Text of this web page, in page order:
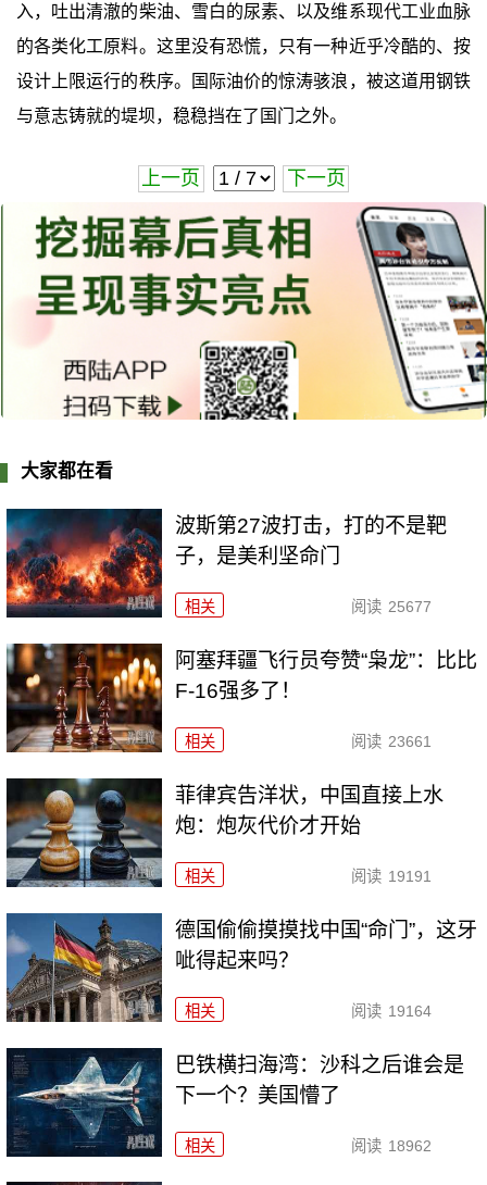
入，吐出清澈的柴油、雪白的尿素、以及维系现代工业血脉
的各类化工原料。这里没有恐慌，只有一种近乎冷酷的、按
设计上限运行的秩序。国际油价的惊涛骇浪，被这道用钢铁
与意志铸就的堤坝，稳稳挡在了国门之外。
上一页 下一页
大家都在看
波斯第27波打击，打的不是靶
子，是美利坚命门
相关 阅读 25677
阿塞拜疆飞行员夸赞“枭龙”：比比
F-16强多了！
相关 阅读 23661
菲律宾告洋状，中国直接上水
炮：炮灰代价才开始
相关 阅读 19191
德国偷偷摸摸找中国“命门”，这牙
呲得起来吗？
相关 阅读 19164
巴铁横扫海湾：沙科之后谁会是
下一个？美国懵了
相关 阅读 18962